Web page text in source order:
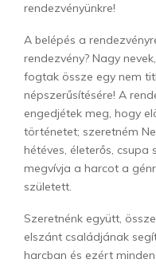
rendezvényünkre!
A belépés a
rendezvény? Nagy
fogtak össze egy nem
népszerűsítésére! A
engedjétek meg, hogy
történetet; szeretném
hétéves, életerős, csupa
megvívja a harcot a
született.
Szeretnénk együtt,
elszánt családjának
harcban és ezért